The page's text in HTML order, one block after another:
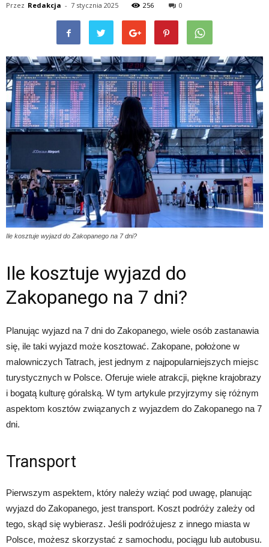
Przez Redakcja - 7 stycznia 2025 256 0
Ile kosztuje wyjazd do Zakopanego na 7 dni?
Ile kosztuje wyjazd do
Zakopanego na 7 dni?
Planując wyjazd na 7 dni do Zakopanego, wiele osób zastanawia
się, ile taki wyjazd może kosztować. Zakopane, położone w
malowniczych Tatrach, jest jednym z najpopularniejszych miejsc
turystycznych w Polsce. Oferuje wiele atrakcji, piękne krajobrazy
i bogatą kulturę góralską. W tym artykule przyjrzymy się różnym
aspektom kosztów związanych z wyjazdem do Zakopanego na 7
dni.
Transport
Pierwszym aspektem, który należy wziąć pod uwagę, planując
wyjazd do Zakopanego, jest transport. Koszt podróży zależy od
tego, skąd się wybierasz. Jeśli podróżujesz z innego miasta w
Polsce, możesz skorzystać z samochodu, pociągu lub autobusu.